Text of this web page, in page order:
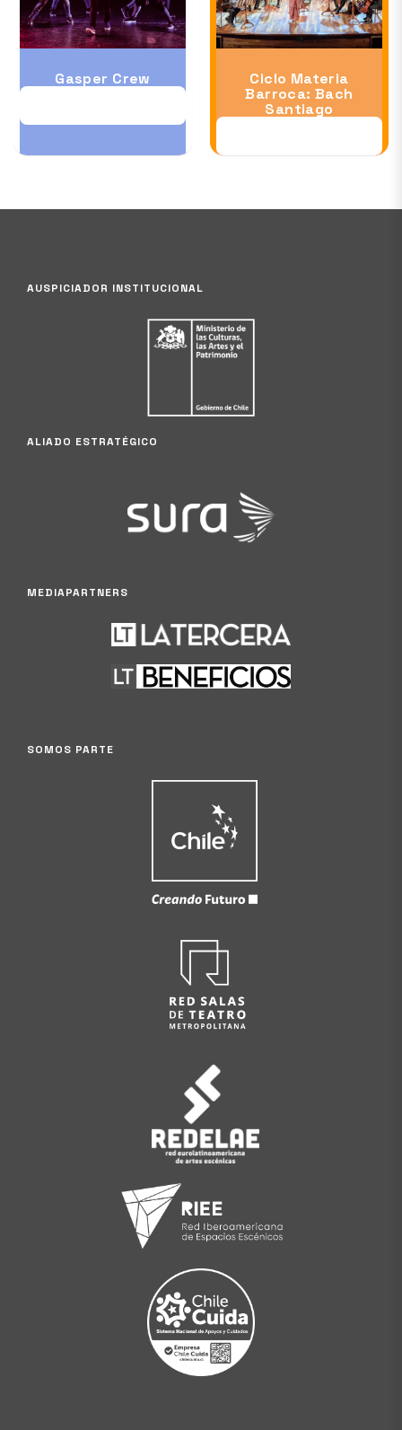
Gasper Crew
Ciclo Materia
Barroca: Bach
Santiago
AUSPICIADOR INSTITUCIONAL
ALIADO ESTRATÉGICO
MEDIAPARTNERS
SOMOS PARTE